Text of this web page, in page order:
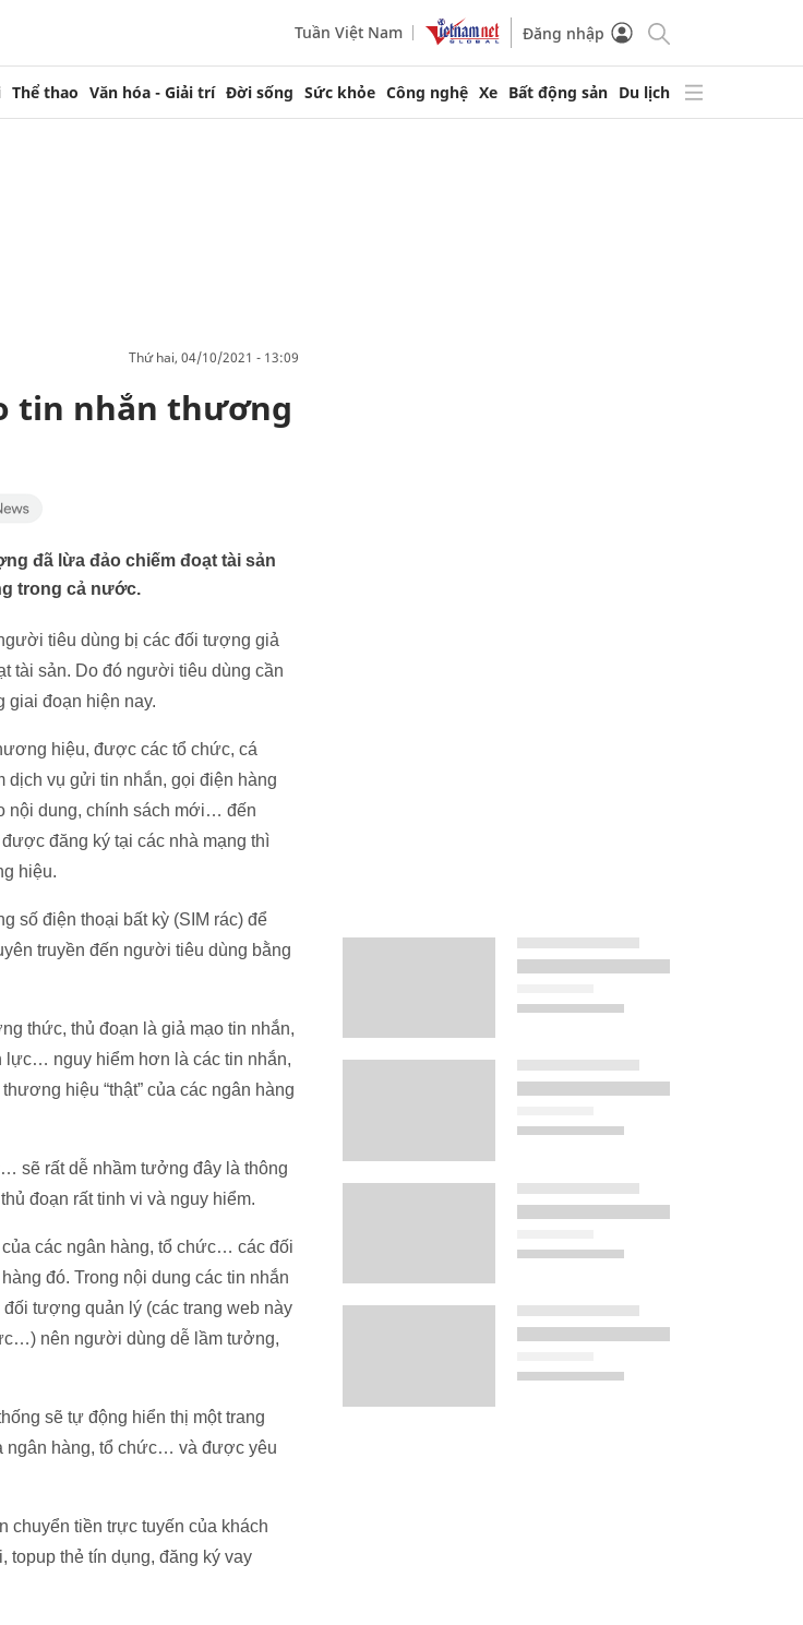
Tuần Việt Nam Đăng nhập
Thể thao Văn hóa - Giải trí Đời sống Sức khỏe Công nghệ Xe Bất động sản Du lịch
thứ hai, 04/10/2021 - 13:09
tin nhắn thương
đã lừa đảo chiếm đoạt tài sản
trong cả nước.
tiêu dùng bị các đối tượng giả
tài sản. Do đó người tiêu dùng cần
giai đoạn hiện nay.
hiệu, được các tổ chức, cá
dịch vụ gửi tin nhắn, gọi điện hàng
nội dung, chính sách mới… đến
đăng ký tại các nhà mạng thì
hiệu.
số điện thoại bất kỳ (SIM rác) để
truyền đến người tiêu dùng bằng
thức, thủ đoạn là giả mạo tin nhắn,
lực… nguy hiểm hơn là các tin nhắn,
hiệu “thật” của các ngân hàng
sẽ rất dễ nhầm tưởng đây là thông
đoạn rất tinh vi và nguy hiểm.
các ngân hàng, tổ chức… các đối
đó. Trong nội dung các tin nhắn
tượng quản lý (các trang web này
nên người dùng dễ lầm tưởng,
sẽ tự động hiển thị một trang
ngân hàng, tổ chức… và được yêu
chuyển tiền trực tuyến của khách
topup thẻ tín dụng, đăng ký vay